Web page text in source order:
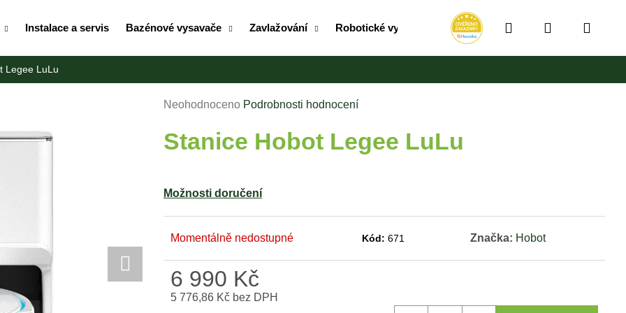
Instalace a servis Bazénové vysavače Zavlažování Robotické vysavače RollUpy / Vozíky / Bubny na
HledatPřihlášení
košík
Legee LuLu
Průměrné
produktu
je
5
Neohodnoceno Podrobnosti hodnocení
Stanice Hobot Legee LuLu
Možnosti doručení
Momentálně nedostupné Kód: 671 Značka: Hobot
6 990 Kč
5 776,86 Kč bez DPH
Co potřebujete najít?